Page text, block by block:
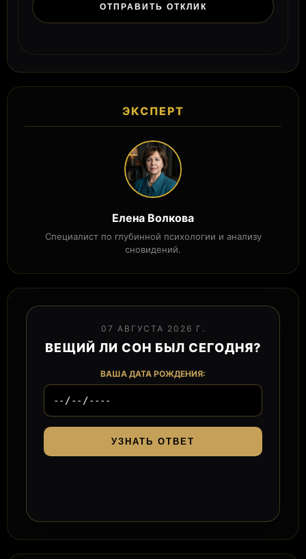
ЭКСПЕРТ
Елена Волкова
Специалист по глубинной психологии и анализу
сновидений.
07 АВГУСТА 2026 Г.
ВЕЩИЙ ЛИ СОН БЫЛ СЕГОДНЯ?
ВАША ДАТА РОЖДЕНИЯ:
УЗНАТЬ ОТВЕТ